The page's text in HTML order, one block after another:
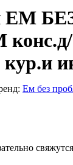
ЕМ
кур.и
Ем без